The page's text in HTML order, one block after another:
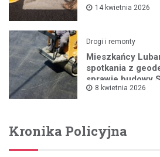
14 kwietnia 2026
Drogi i remonty
Mieszkańcy
spotkania z
sprawie budowy
8 kwietnia 2026
Kronika Policyjna